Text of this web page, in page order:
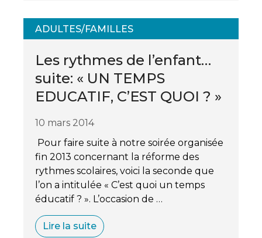
ADULTES/FAMILLES
Les rythmes de l’enfant…
suite: « UN TEMPS
EDUCATIF, C’EST QUOI ? »
10 mars 2014
Pour faire suite à notre soirée organisée
fin 2013 concernant la réforme des
rythmes scolaires, voici la seconde que
l’on a intitulée « C’est quoi un temps
éducatif ? ». L’occasion de …
Lire la suite